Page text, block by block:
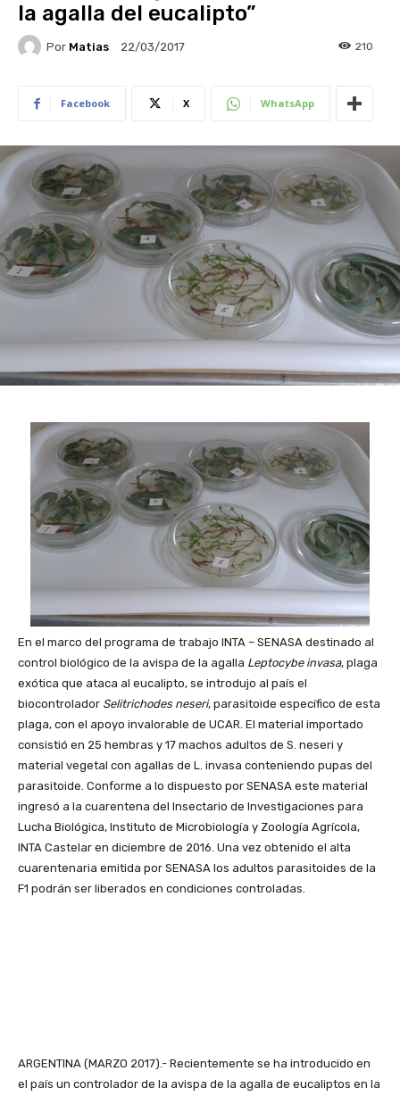
la agalla del eucalipto”
Por Matias 22/03/2017 210
Facebook X WhatsApp
En el marco del programa de trabajo INTA – SENASA destinado al
control biológico de la avispa de la agalla Leptocybe invasa, plaga
exótica que ataca al eucalipto, se introdujo al país el
biocontrolador Selitrichodes neseri, parasitoide específico de esta
plaga, con el apoyo invalorable de UCAR. El material importado
consistió en 25 hembras y 17 machos adultos de S. neseri y
material vegetal con agallas de L. invasa conteniendo pupas del
parasitoide. Conforme a lo dispuesto por SENASA este material
ingresó a la cuarentena del Insectario de Investigaciones para
Lucha Biológica, Instituto de Microbiología y Zoología Agrícola,
INTA Castelar en diciembre de 2016. Una vez obtenido el alta
cuarentenaria emitida por SENASA los adultos parasitoides de la
F1 podrán ser liberados en condiciones controladas.
ARGENTINA (MARZO 2017).- Recientemente se ha introducido en
el país un controlador de la avispa de la agalla de eucaliptos en la